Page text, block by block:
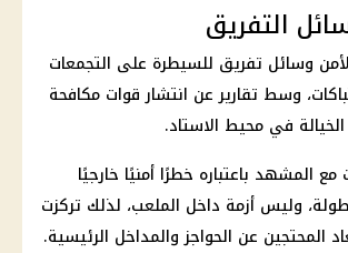
التفريق
وسائل تفريق للسيطرة على التجمعات
وسط تقارير عن انتشار قوات مكافحة
في محيط الاستاد.
المشهد باعتباره خطرًا أمنيًا خارجيًا
وليس أزمة داخل الملعب، لذلك تركزت
المحتجين عن الحواجز والمداخل الرئيسية.